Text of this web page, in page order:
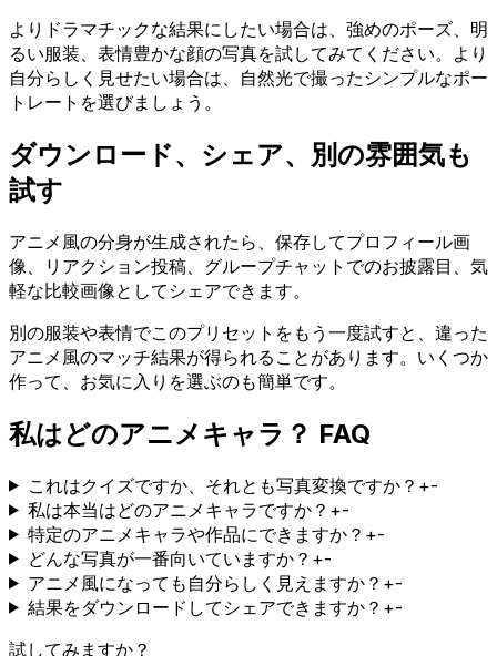
よりドラマチックな結果にしたい場合は、強めのポーズ、明
るい服装、表情豊かな顔の写真を試してみてください。より
自分らしく見せたい場合は、自然光で撮ったシンプルなポー
トレートを選びましょう。
ダウンロード、シェア、別の雰囲気も
試す
アニメ風の分身が生成されたら、保存してプロフィール画
像、リアクション投稿、グループチャットでのお披露目、気
軽な比較画像としてシェアできます。
別の服装や表情でこのプリセットをもう一度試すと、違った
アニメ風のマッチ結果が得られることがあります。いくつか
作って、お気に入りを選ぶのも簡単です。
私はどのアニメキャラ？ FAQ
これはクイズですか、それとも写真変換ですか？ +-
私は本当はどのアニメキャラですか？ +-
特定のアニメキャラや作品にできますか？ +-
どんな写真が一番向いていますか？ +-
アニメ風になっても自分らしく見えますか？ +-
結果をダウンロードしてシェアできますか？ +-
試してみますか？